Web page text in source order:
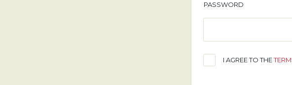
PASSWORD
I AGREE TO THE